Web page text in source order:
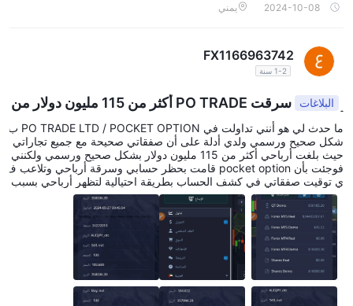
2024-10-08 يمني
FX1166963742
1-2 سنة
البلاغات
سرقت PO TRADE أكثر من 115 مليون دولار من
أرباحي
ما حدث لي هو أنني تداولت في PO TRADE LTD / POCKET OPTION ب
شكل صحيح ورسمي ولدي أدلة على أن صفقاتي صحيحة مع جميع تجاراتي
حيث بلغت أرباحي أكثر من 115 مليون دولار بشكل صحيح ورسمي ولكنني
فوجئت بأن pocket option قامت بحظر حسابي وسرقة أرباحي وتلاعب ف
ي توقيت صفقاتي في كشف الحساب بطريقة احتيالية لتظهر أرباحي بسبب
خلل تقني ولكن Po TRADE LTD لا تعلم أن لدي لقطات شاشة موثقة لجم
يع صفقاتي داخل التطبيق في حسابي والتي تثبت التوقيت الصحيح وصحة
فعه ولن أتنازل عن حقي على الإطلاق وسأستمر في المطالبة بحقي حتى ا
ستعيد جميع أرباحي. حيث يمكن أن يفقد التداول ملايين الدولارات وأيضًا يم
كن أن يحقق ملايين الدولارات وبالتالي ليس لأي شركة الحق في مصادرة أ
رباح أي عميل. أياً كان.